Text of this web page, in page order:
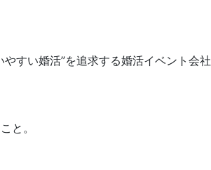
すい婚活”を追求する婚活イベント会社
と。